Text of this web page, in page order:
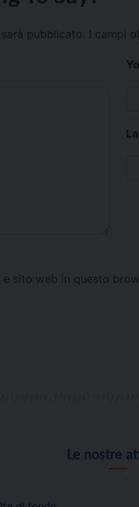
pubblicato. I campi
sito web in questo
Le nostre